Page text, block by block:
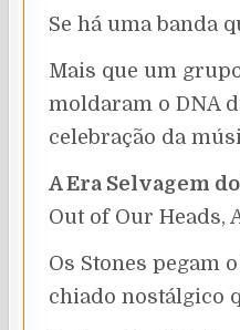
Se há uma banda
Mais que um
moldaram o DNA
celebração da
A Era Selvagem
Out of Our Heads,
Os Stones pegam
chiado nostálgico